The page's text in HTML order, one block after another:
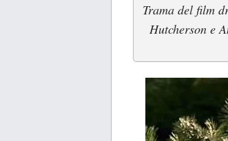
Trama del film
Hutcherson e